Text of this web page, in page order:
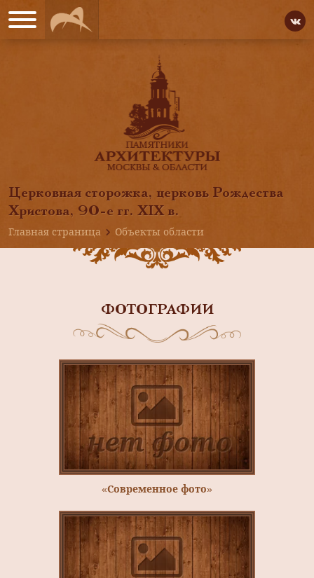
Церковная сторожка, церковь Рождества
Христова, 90-е гг. XIX в.
Главная страница
Объекты области
ФОТОГРАФИИ
«Современное фото»